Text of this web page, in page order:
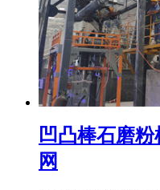
凹凸棒石磨
网